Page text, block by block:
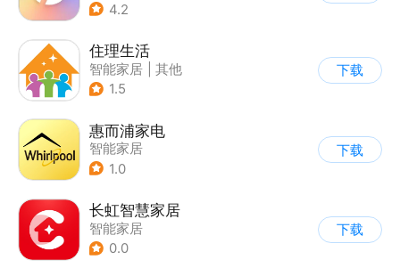
4.2
住理生活
智能家居
其他
1.5
下载
惠而浦家电
智能家居
1.0
下载
长虹智慧家居
智能家居
0.0
下载